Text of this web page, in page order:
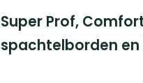
Super Prof,
spachtelborden en